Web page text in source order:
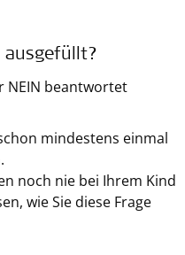
ausgefüllt?
NEIN beantwortet
mindestens einmal
noch nie bei Ihrem Kind
wie Sie diese Frage